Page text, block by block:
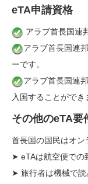
eTA申請資格
アラブ首長国連
アラブ首長国連
ーです。
アラブ首長国連
入国することができ
その他のeTA要
首長国の国民はオン
➤ eTAは航空便での
➤ 旅行者は機械で